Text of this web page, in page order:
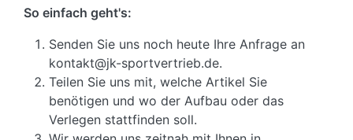
So einfach geht's:
Senden Sie uns noch heute Ihre Anfrage an
kontakt@jk-sportvertrieb.de.
Teilen Sie uns mit, welche Artikel Sie
benötigen und wo der Aufbau oder das
Verlegen stattfinden soll.